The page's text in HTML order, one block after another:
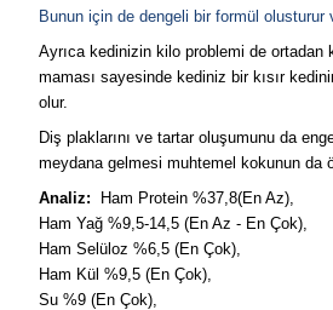
Bunun için de dengeli bir formül olusturur
Ayrıca kedinizin kilo problemi de ortadan
maması sayesinde kediniz bir kısır
olur.
Diş plaklarını ve tartar oluşumunu da
meydana gelmesi muhtemel kokunun da
Analiz:
Ham Protein %37,8(En Az),
Ham Yağ %9,5-14,5 (En Az - En Çok),
Ham Selüloz %6,5 (En Çok),
Ham Kül %9,5 (En Çok),
Su %9 (En Çok),